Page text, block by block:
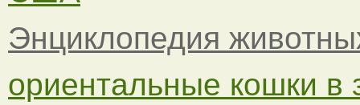
Энциклопедия
ориентальные кошки в